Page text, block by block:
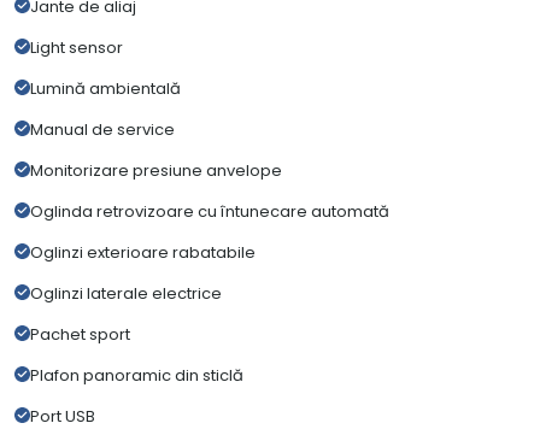
Jante de aliaj
Light sensor
Lumină ambientală
Manual de service
Monitorizare presiune anvelope
Oglinda retrovizoare cu întunecare automată
Oglinzi exterioare rabatabile
Oglinzi laterale electrice
Pachet sport
Plafon panoramic din sticlă
Port USB